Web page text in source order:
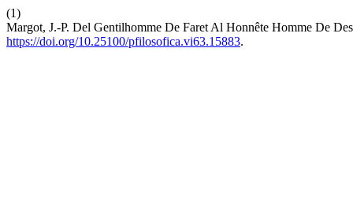
(1)
Margot, J.-P. Del Gentilhomme De Faret Al Honnête Homme De
https://doi.org/10.25100/pfilosofica.vi63.15883.